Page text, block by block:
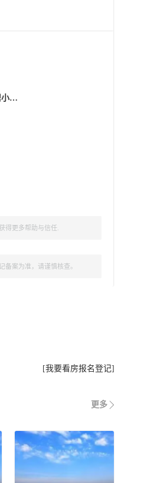
）
得更多帮助与信任.
备案为准，请谨慎核查。
[我要看房报名登记]
更多